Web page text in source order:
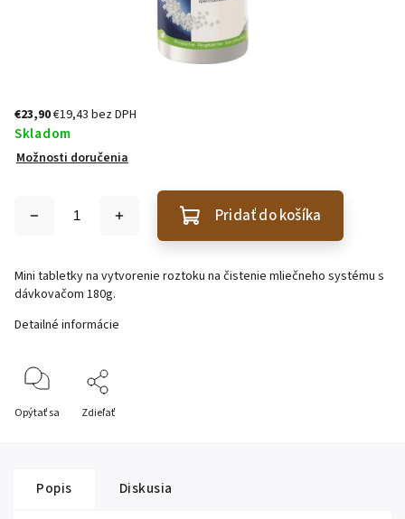
€23,90€19,43 bez DPH
Skladom
Možnosti doručenia
Pridať do košíka
Mini tabletky na vytvorenie roztoku na čistenie mliečneho systému s
dávkovačom 180g.
Detailné informácie
Opýtať sa Zdieľať
Popis Diskusia